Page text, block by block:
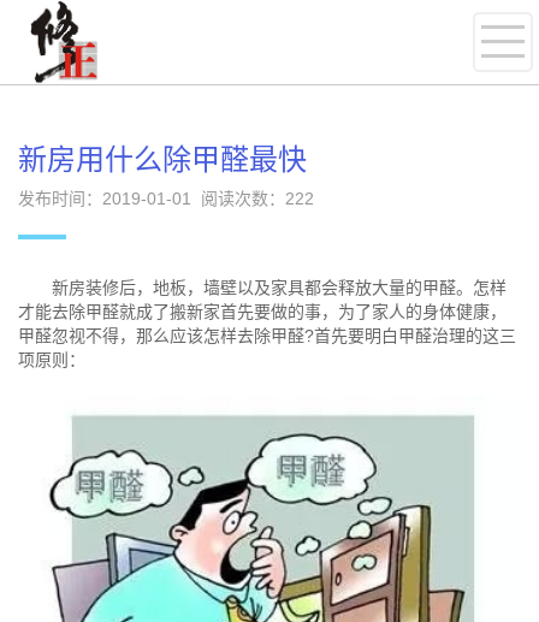
新房用什么除甲醛最快
发布时间：2019-01-01 阅读次数： 222
新房装修后，地板，墙壁以及家具都会释放大量的甲醛。怎样
才能去除甲醛就成了搬新家首先要做的事，为了家人的身体健康，
甲醛忽视不得，那么应该怎样去除甲醛?首先要明白甲醛治理的这三
项原则：